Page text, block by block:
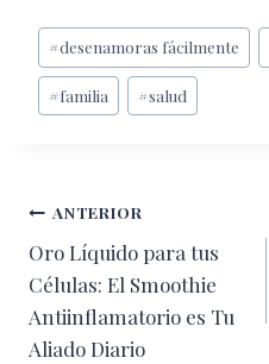
Etiquetas
de
la
#desenamoras fácilmente
#familia #salud
Navegación
de
entradas
ANTERIOR
Oro Líquido para tus
Células: El Smoothie
Antiinflamatorio es Tu
Aliado Diario